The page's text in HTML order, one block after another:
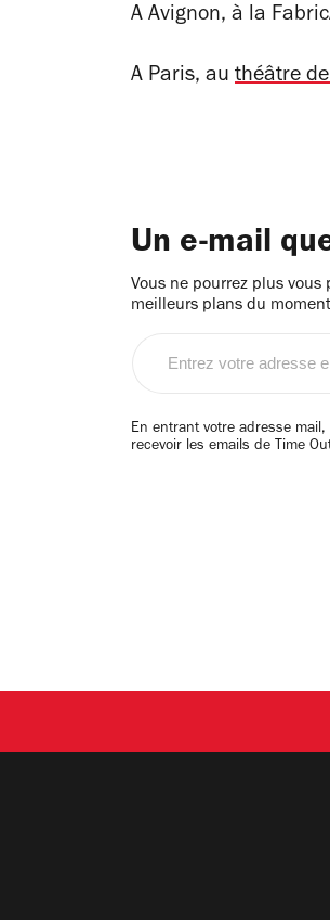
A Avignon, à la
A Paris, au théâtre
Un e-mail
Vous ne pourrez plus vous
meilleurs plans du
email
En entrant votre adresse mail,
recevoir les emails de Time